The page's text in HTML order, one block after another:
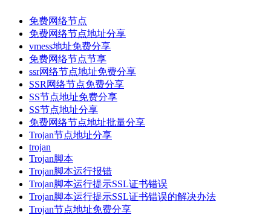
免费网络节点
免费网络节点地址分享
vmess地址免费分享
免费网络节点节享
ssr网络节点地址免费分享
SSR网络节点免费分享
SS节点地址免费分享
SS节点地址分享
免费网络节点地址批量分享
Trojan节点地址分享
trojan
Trojan脚本
Trojan脚本运行报错
Trojan脚本运行提示SSL证书错误
Trojan脚本运行提示SSL证书错误的解决办法
Trojan节点地址免费分享